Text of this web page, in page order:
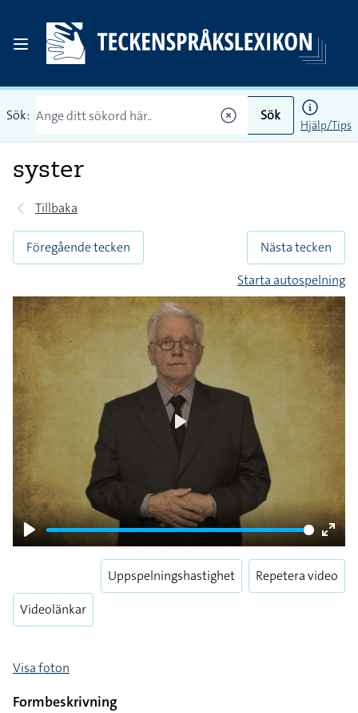
Sök: Sök
Hjälp/Tips
syster
Tillbaka
Föregående tecken
Nästa tecken
Starta autospelning
Play
Enter
Videolänkar
Uppspelningshastighet Repetera video
Visa foton
Formbeskrivning